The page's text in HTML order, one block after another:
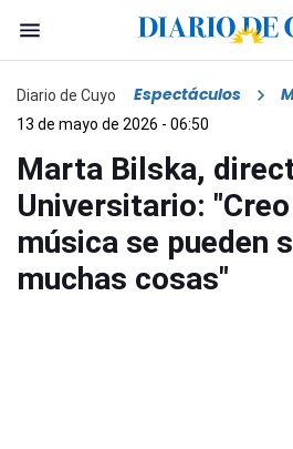
Diario de Cuyo Espectáculos
13 de mayo de 2026 - 06:50
Marta Bilska,
Universitario:
música se pueden
muchas cosas"